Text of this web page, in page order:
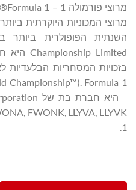
מרוצי המכוניות היוקרתית
1.